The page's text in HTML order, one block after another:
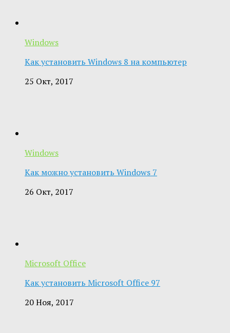
Windows
Как установить Windows 8 на компьютер
25 Окт, 2017
Windows
Как можно установить Windows 7
26 Окт, 2017
Microsoft Office
Как установить Microsoft Office 97
20 Ноя, 2017